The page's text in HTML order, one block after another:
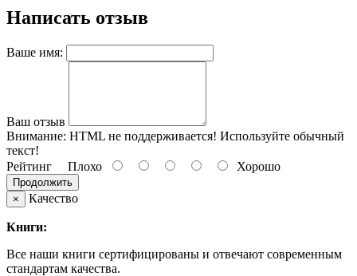
Написать отзыв
Ваше имя:
Ваш отзыв
Внимание: HTML не поддерживается! Используйте обычный
текст!
Рейтинг Плохо Хорошо
Продолжить
×
Качество
Книги:
Все наши книги сертифицированы и отвечают современным
стандартам качества.